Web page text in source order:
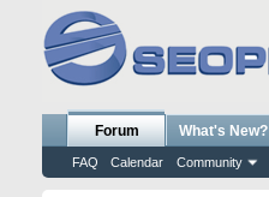
Forum
FAQ Calendar Community
What's New?